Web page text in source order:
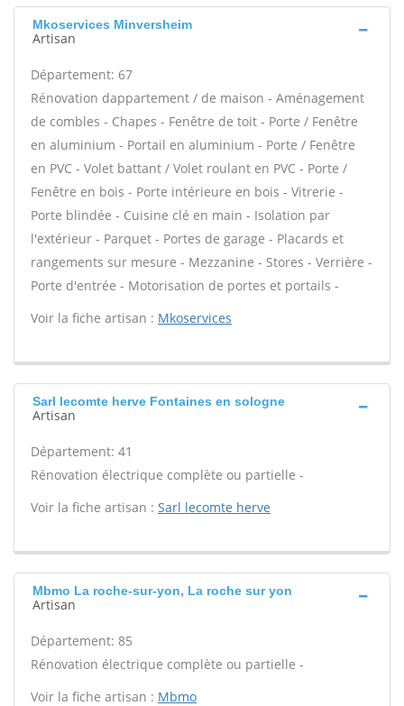
Mkoservices Minversheim
Artisan
Département: 67
Rénovation dappartement / de maison - Aménagement
de combles - Chapes - Fenêtre de toit - Porte / Fenêtre
en aluminium - Portail en aluminium - Porte / Fenêtre
en PVC - Volet battant / Volet roulant en PVC - Porte /
Fenêtre en bois - Porte intérieure en bois - Vitrerie -
Porte blindée - Cuisine clé en main - Isolation par
l'extérieur - Parquet - Portes de garage - Placards et
rangements sur mesure - Mezzanine - Stores - Verrière -
Porte d'entrée - Motorisation de portes et portails -
Voir la fiche artisan : Mkoservices
Sarl lecomte herve Fontaines en sologne
Artisan
Département: 41
Rénovation électrique complète ou partielle -
Voir la fiche artisan : Sarl lecomte herve
Mbmo La roche-sur-yon, La roche sur yon
Artisan
Département: 85
Rénovation électrique complète ou partielle -
Voir la fiche artisan : Mbmo